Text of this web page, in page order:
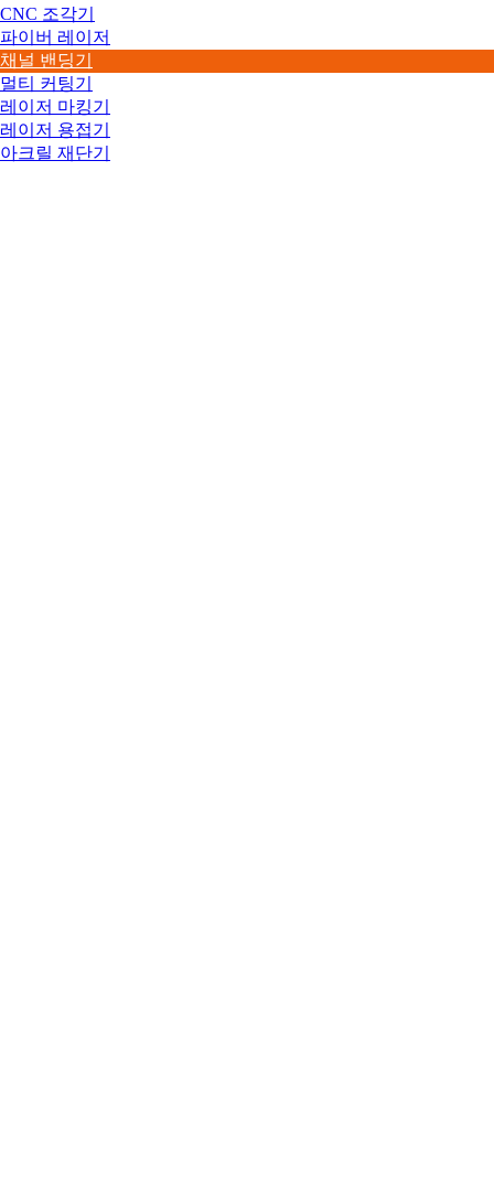
CNC 조각기
파이버 레이저
채널 밴딩기
멀티 커팅기
레이저 마킹기
레이저 용접기
아크릴 재단기